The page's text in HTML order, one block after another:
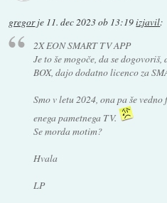
gregorje 11. dec 2023 ob 13:19izjavil:
2X EON SMART TV APP
Je to še mogoče, da se
BOX, dajo dodatno licenco za
Smo v letu 2024, ona pa še
enega pametnega TV.
Se morda motim?
Hvala
LP